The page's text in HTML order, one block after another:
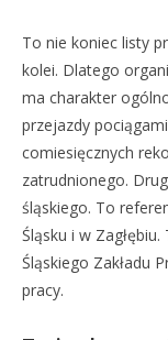
To nie koniec listy
kolei. Dlatego
ma charakter
przejazdy
comiesięcznych
zatrudnionego.
śląskiego. To
Śląsku i w
Śląskiego Zakładu
pracy.